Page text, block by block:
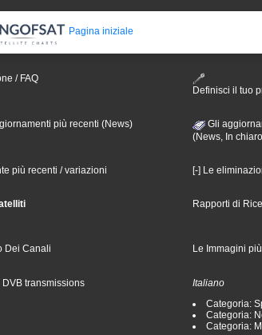
Pagina iniziale
/ FAQ
Definisci il tuo
più recenti (News)
Gli
(News, In
più recenti / variazioni [-] Le
Rapporti di
Dei Canali Le Immagini
DVB transmissions
Italiano
Categoria:
Categoria:
Categoria: